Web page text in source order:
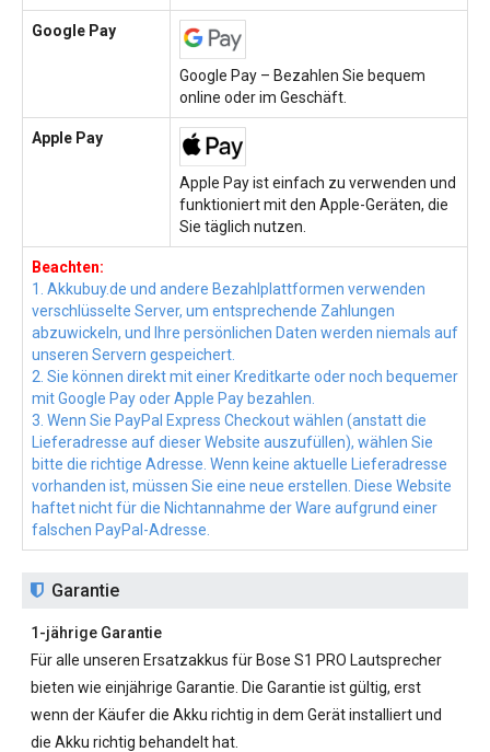
Google Pay
Google Pay – Bezahlen Sie bequem
online oder im Geschäft.
Apple Pay
Apple Pay ist einfach zu verwenden und
funktioniert mit den Apple-Geräten, die
Sie täglich nutzen.
Beachten:
1. Akkubuy.de und andere Bezahlplattformen verwenden
verschlüsselte Server, um entsprechende Zahlungen
abzuwickeln, und Ihre persönlichen Daten werden niemals auf
unseren Servern gespeichert.
2. Sie können direkt mit einer Kreditkarte oder noch bequemer
mit Google Pay oder Apple Pay bezahlen.
3. Wenn Sie PayPal Express Checkout wählen (anstatt die
Lieferadresse auf dieser Website auszufüllen), wählen Sie
bitte die richtige Adresse. Wenn keine aktuelle Lieferadresse
vorhanden ist, müssen Sie eine neue erstellen. Diese Website
haftet nicht für die Nichtannahme der Ware aufgrund einer
falschen PayPal-Adresse.
Garantie
1-jährige Garantie
Für alle unseren Ersatzakkus für Bose S1 PRO Lautsprecher
bieten wie einjährige Garantie. Die Garantie ist gültig, erst
wenn der Käufer die Akku richtig in dem Gerät installiert und
die Akku richtig behandelt hat.